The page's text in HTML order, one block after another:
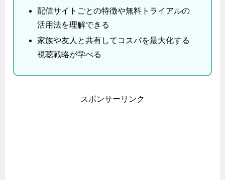
配信サイトごとの特徴や無料トライアルの
活用法を理解できる
家族や友人と共有してコスパを最大化する
視聴戦略が学べる
スポンサーリンク